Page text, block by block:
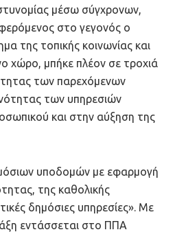
μέσω σύγχρονων,
στο γεγονός ο
της τοπικής κοινωνίας και
χώρο, μπήκε πλέον σε τροχιά
των παρεχόμενων
των υπηρεσιών
και στην αύξηση της
υποδομών με εφαρμογή
της καθολικής
δημόσιες υπηρεσίες». Με
εντάσσεται στο ΠΠΑ